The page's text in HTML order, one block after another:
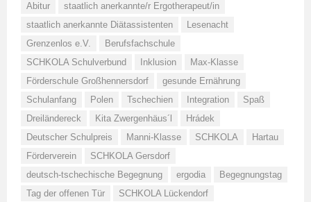
Abitur
staatlich anerkannte/r Ergotherapeut/in
staatlich anerkannte Diätassistenten
Lesenacht
Grenzenlos e.V.
Berufsfachschule
SCHKOLA Schulverbund
Inklusion
Max-Klasse
Förderschule Großhennersdorf
gesunde Ernährung
Schulanfang
Polen Tschechien Integration
Spaß
Dreiländereck
Kita Zwergenhäus´l
Hrádek
Deutscher Schulpreis
Manni-Klasse SCHKOLA
Hartau
Förderverein
SCHKOLA Gersdorf
deutsch-tschechische Begegnung
ergodia
Begegnungstag
Tag der offenen Tür
SCHKOLA Lückendorf